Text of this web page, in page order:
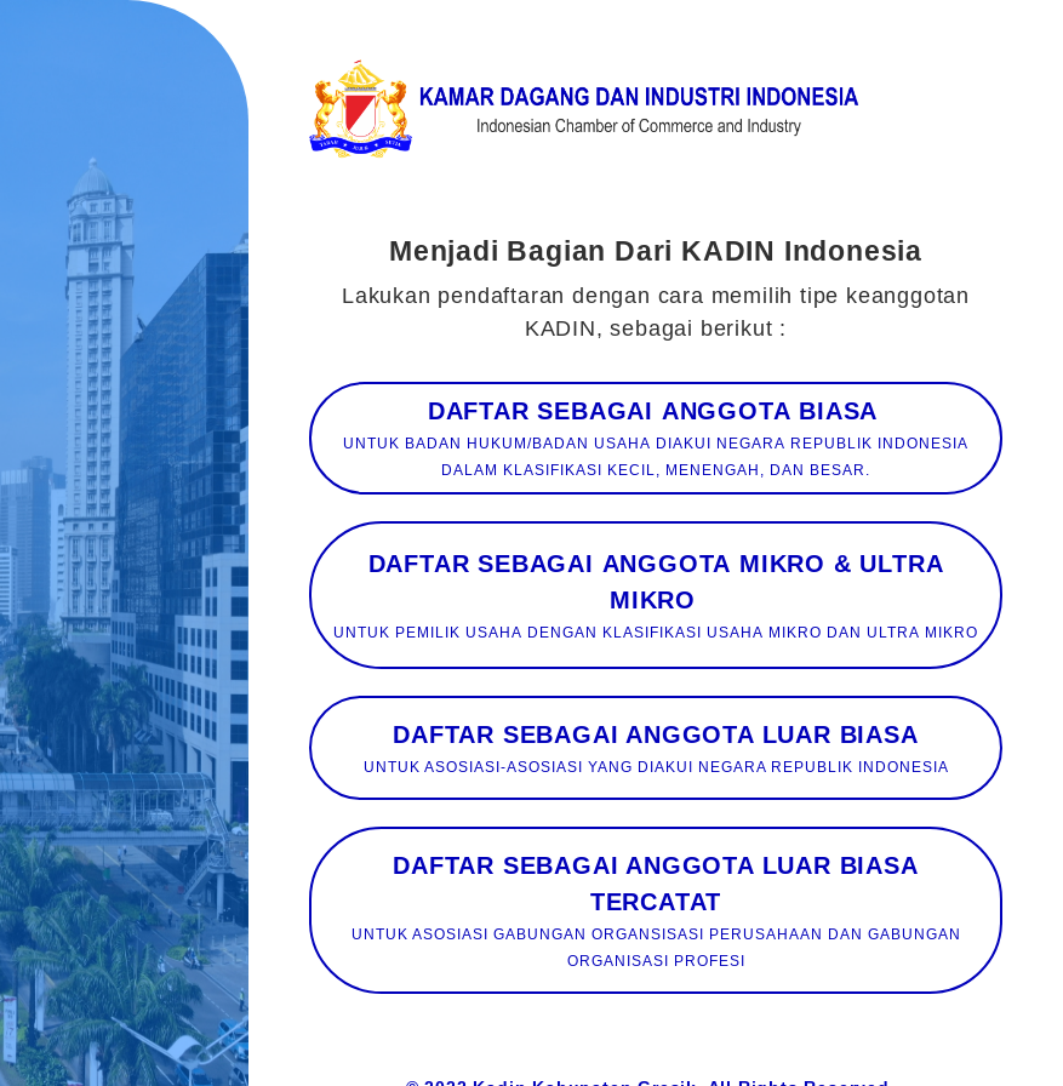
Menjadi Bagian Dari KADIN Indonesia
Lakukan pendaftaran dengan cara memilih tipe keanggotan
KADIN, sebagai berikut :
DAFTAR SEBAGAI ANGGOTA BIASA
UNTUK BADAN HUKUM/BADAN USAHA DIAKUI NEGARA REPUBLIK INDONESIA
DALAM KLASIFIKASI KECIL, MENENGAH, DAN BESAR.
DAFTAR SEBAGAI ANGGOTA MIKRO & ULTRA
MIKRO
UNTUK PEMILIK USAHA DENGAN KLASIFIKASI USAHA MIKRO DAN ULTRA MIKRO
DAFTAR SEBAGAI ANGGOTA LUAR BIASA
UNTUK ASOSIASI-ASOSIASI YANG DIAKUI NEGARA REPUBLIK INDONESIA
DAFTAR SEBAGAI ANGGOTA LUAR BIASA
TERCATAT
UNTUK ASOSIASI GABUNGAN ORGANSISASI PERUSAHAAN DAN GABUNGAN
ORGANISASI PROFESI